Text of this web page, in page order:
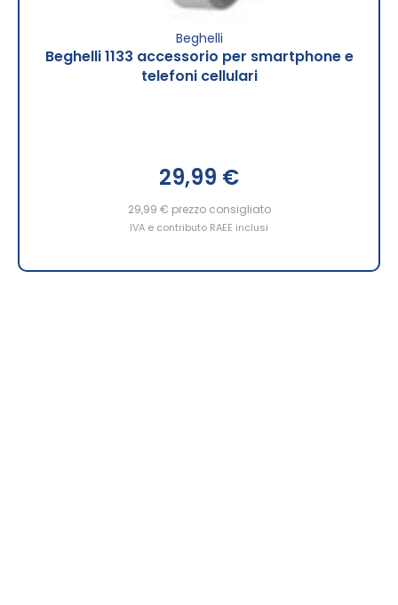
Beghelli
Beghelli 1133 accessorio per smartphone e
telefoni cellulari
29,99 €
29,99 € prezzo consigliato
IVA e contributo RAEE inclusi